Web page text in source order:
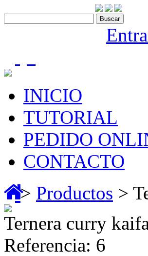
INICIO
TUTORIAL
PEDIDO
CONTACTO
> Productos >
Ternera curry
Referencia: 6